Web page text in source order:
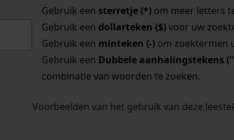
Gebruik een sterretje (*)om meer letters
Gebruik een dollarteken ($)voor uw
Gebruik een minteken (-)om zoektermen
Gebruik een Dubbele aanhalingstekens
combinatie van woorden te zoeken.
Voorbeelden van het gebruik van deze